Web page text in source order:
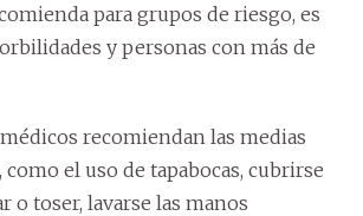
para grupos de riesgo, es
y personas con más de
recomiendan las medias
el uso de tapabocas, cubrirse
o toser, lavarse las manos